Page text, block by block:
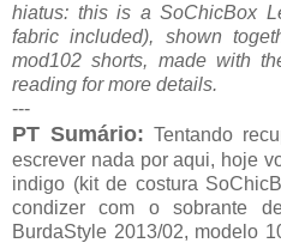
hiatus: this is a SoChicBox
fabric included), shown
mod102 shorts, made with
reading for more details.
---
PT Sumário: Tentando
escrever nada por aqui, hoje
indigo (kit de costura
condizer com o sobrante
BurdaStyle 2013/02, modelo